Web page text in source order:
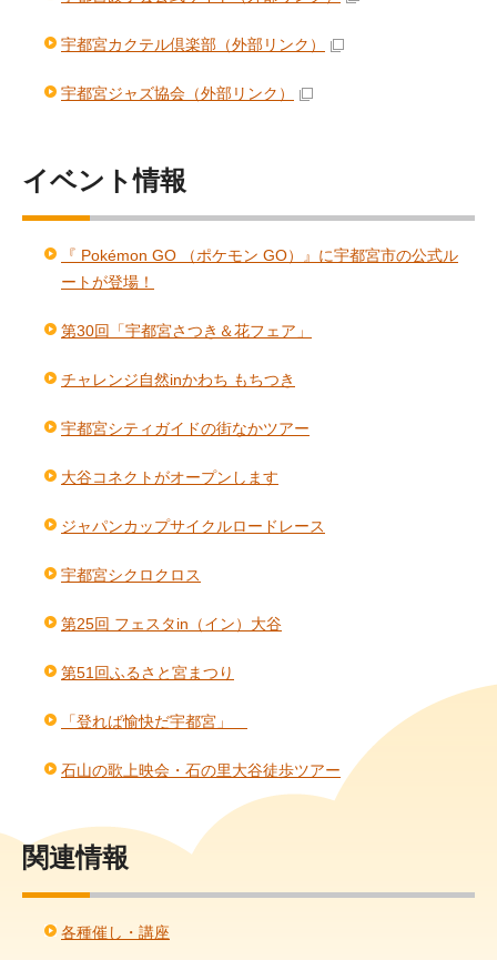
宇都宮カクテル倶楽部 （外部リンク）
宇都宮ジャズ協会 （外部リンク）
イベント情報
『 Pokémon GO （ポケモン GO）』に宇都宮市の公式ル
ートが登場！
第30回「宇都宮さつき＆花フェア」
チャレンジ自然inかわち もちつき
宇都宮シティガイドの街なかツアー
大谷コネクトがオープンします
ジャパンカップサイクルロードレース
宇都宮シクロクロス
第25回 フェスタin（イン）大谷
第51回ふるさと宮まつり
「登れば愉快だ宇都宮」
石山の歌上映会・石の里大谷徒歩ツアー
関連情報
各種催し・講座